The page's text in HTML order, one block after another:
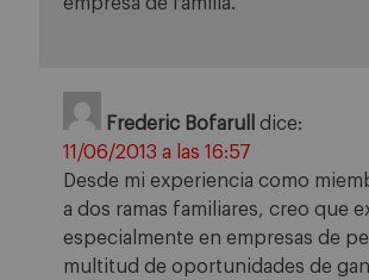
Frederic Bofarull
dice:
11/06/2013 a las 16:57
Desde mi experiencia como
a dos ramas familiares, creo que
especialmente en empresas de
multitud de oportunidades de